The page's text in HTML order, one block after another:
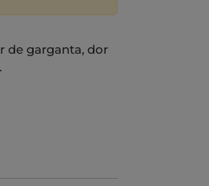
de garganta, dor